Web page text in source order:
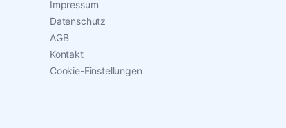
Impressum
Datenschutz
AGB
Kontakt
Cookie-Einstellungen